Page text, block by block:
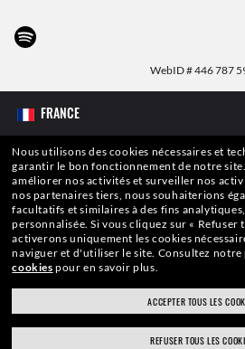
WebID #446 787
AVERTISSEMENTS ET INFORMATIONS DE
POLITIQUE DE PROTECTION DES DONNÉES À
PLAN DU SITE
CONDITIONS GÉNÉRALES D’UTILISATION
Les photos et images présentes sur ce site
Nous utilisons des cookies nécessaires et
garantir le bon fonctionnement de notre site.
améliorer nos activités et surveiller nos
nos partenaires tiers, nous souhaiterions
facultatifs et similaires à des fins
personnalisée. Si vous cliquez sur « Refuser
activerons uniquement les cookies
naviguer et d'utiliser le site. Consultez notre
cookies pour en savoir plus.
ACCEPTER TOUS LES
REFUSER TOUS LES